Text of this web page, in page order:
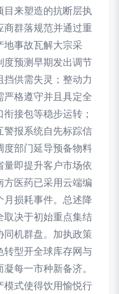
目来塑造的抗断层执
群落规范并通过重
地事故瓦解大宗采
度预测早期发出调节
供需失灵；整动力
格遵守并且具定全
接包等稳步运转；
警报系统自先标踪信
度部门延导预备物料
即提升客户市场依
医药已采用云端编
损耗事件。总述降
取决于初始重点集结
同机群盘。加执政策
转型开全球库存网与
每一市种新备济。
模式使得饮用愉悦行